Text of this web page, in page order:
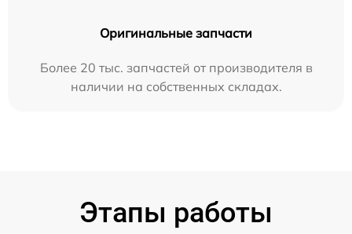
Оригинальные запчасти
Более 20 тыс. запчастей от производителя в
наличии на собственных складах.
Этапы работы